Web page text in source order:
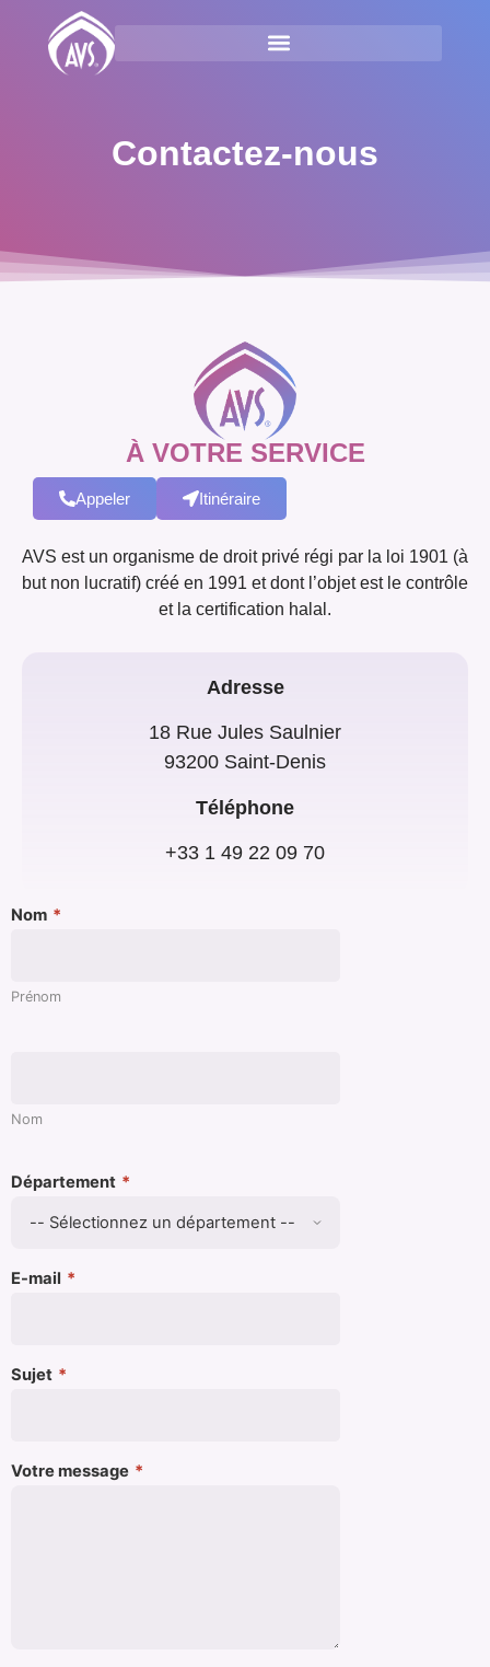
Contactez-nous
À VOTRE SERVICE
Appeler Itinéraire
AVS est un organisme de droit privé régi par la loi 1901 (à
but non lucratif) créé en 1991 et dont l’objet est le contrôle
et la certification halal.
Adresse
18 Rue Jules Saulnier
93200 Saint-Denis
Téléphone
+33 1 49 22 09 70
Nom *
Prénom
Nom
Département *
E-mail *
Sujet *
Votre message *